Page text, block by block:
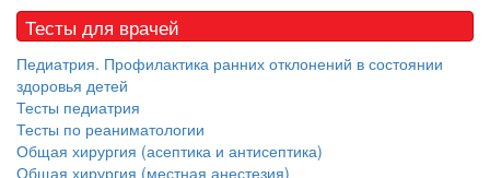
заключается в
нахождении одного из
родителей в
бесплатно, в течении всего срока лечения...
Тесты для врачей
Педиатрия. Профилактика ранних отклонений в состоянии
здоровья детей
Тесты педиатрия
Тесты по реаниматологии
Общая хирургия (асептика и антисептика)
Общая хирургия (местная анестезия)